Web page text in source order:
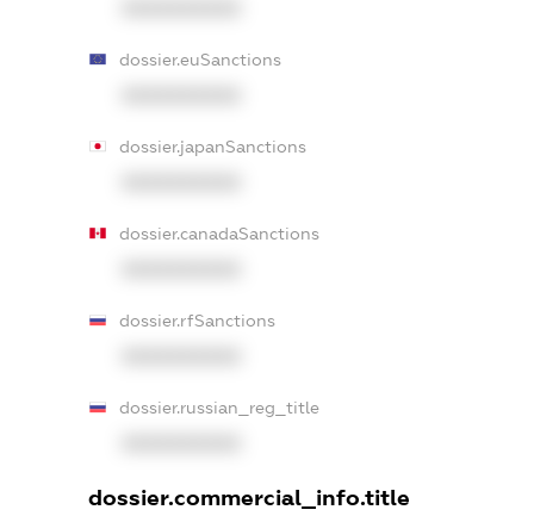
dossier.euSanctions
dossier.japanSanctions
dossier.canadaSanctions
dossier.rfSanctions
dossier.russian_reg_title
dossier.commercial_info.title